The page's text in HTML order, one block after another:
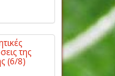
της
(6/8)